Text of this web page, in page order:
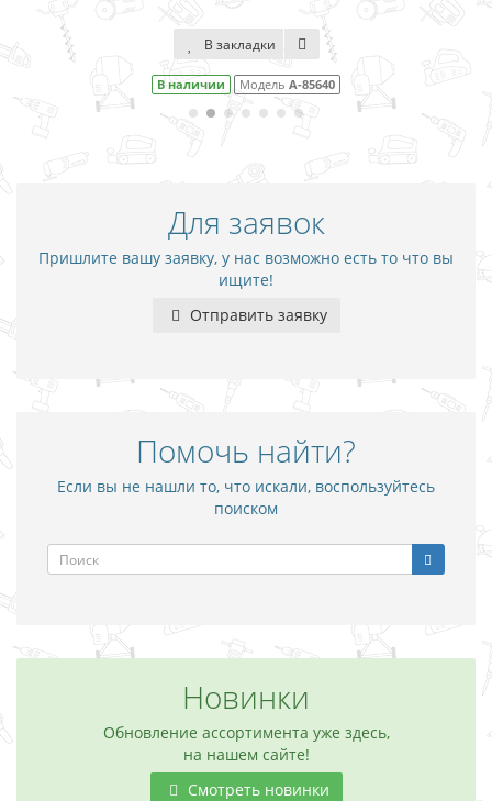
В закладки
В наличии Модель A-85640
Для заявок
Пришлите вашу заявку, у нас возможно есть то что вы
ищите!
Отправить заявку
Помочь найти?
Если вы не нашли то, что искали, воспользуйтесь
поиском
Новинки
Обновление ассортимента уже здесь,
на нашем сайте!
Смотреть новинки